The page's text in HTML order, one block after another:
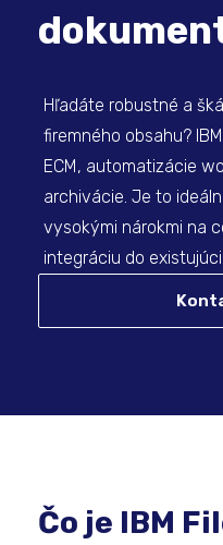
Hľadáte robustné a
firemného obsahu?
ECM, automatizácie
archivácie. Je to
vysokými nárokmi na
integráciu do
Čo je IBM